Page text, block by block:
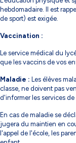
hebdomadaire. Il est
de sport) est exigée.
Vaccination :
Le service médical du
que les vaccins de vos
Maladie : Les élèves
classe, ne doivent pas
d'informer les services de
En cas de maladie se
jugera du maintien en
l'appel de l'école, les